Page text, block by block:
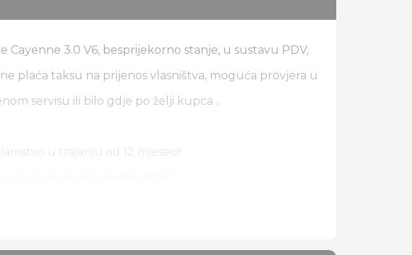
Cayenne 3.0 V6, besprijekorno stanje, u sustavu PDV,
plaća taksu na prijenos vlasništva, moguća provjera u
servisu ili bilo gdje po želji kupca ..
jamstvo u trajanju od 12 mjeseci!